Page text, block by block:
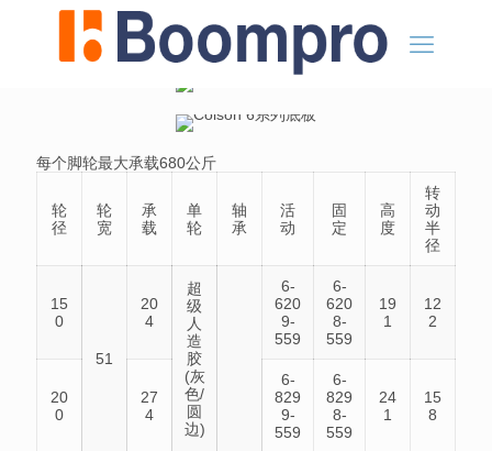
每个脚轮最大承载680公斤
轮
径
轮
宽
承
载
单
轮
轴
承
活
动
固
定
高
度
转
动
半
径
15
0
51
20
4
超
级
人
造
胶
(灰
色/
圆
边)
6-
620
9-
559
6-
620
8-
559
19
1
12
2
20
0
27
4
6-
829
9-
559
6-
829
8-
559
24
1
15
8